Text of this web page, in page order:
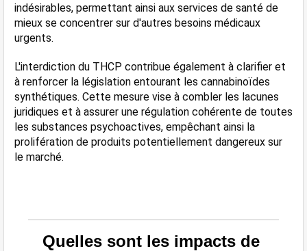
indésirables, permettant ainsi aux services de santé de
mieux se concentrer sur d'autres besoins médicaux
urgents​.
L'interdiction du THCP contribue également à clarifier et
à renforcer la législation entourant les cannabinoïdes
synthétiques. Cette mesure vise à combler les lacunes
juridiques et à assurer une régulation cohérente de toutes
les substances psychoactives, empêchant ainsi la
prolifération de produits potentiellement dangereux sur
le marché.
Quelles sont les impacts de